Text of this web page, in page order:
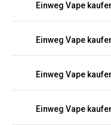
Einweg Vape
Einweg Vape
Einweg Vape
Einweg Vape